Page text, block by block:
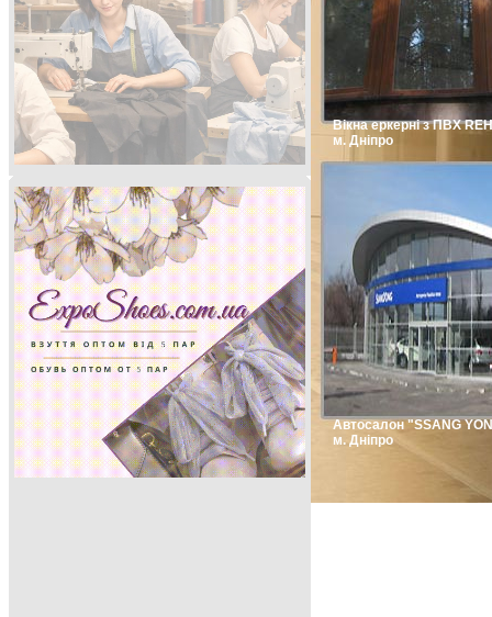
Вікна еркерні з ПВХ
м. Дніпро
Автосалон "SSANG
м. Дніпро